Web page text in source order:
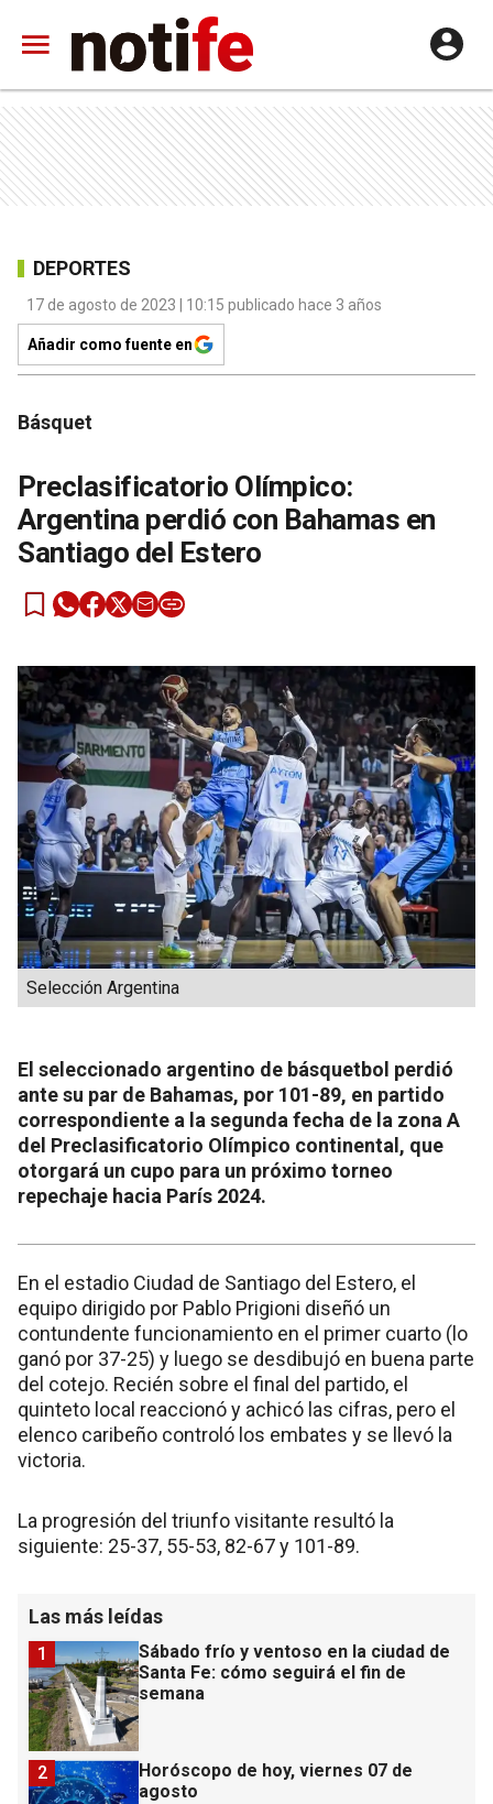
DEPORTES
17 de agosto de 2023 | 10:15 publicado hace 3 años
Añadir como fuente en
Básquet
Preclasificatorio Olímpico:
Argentina perdió con Bahamas en
Santiago del Estero
Selección Argentina
El seleccionado argentino de básquetbol perdió
ante su par de Bahamas, por 101-89, en partido
correspondiente a la segunda fecha de la zona A
del Preclasificatorio Olímpico continental, que
otorgará un cupo para un próximo torneo
repechaje hacia París 2024.
En el estadio Ciudad de Santiago del Estero, el
equipo dirigido por Pablo Prigioni diseñó un
contundente funcionamiento en el primer cuarto (lo
ganó por 37-25) y luego se desdibujó en buena parte
del cotejo. Recién sobre el final del partido, el
quinteto local reaccionó y achicó las cifras, pero el
elenco caribeño controló los embates y se llevó la
victoria.
La progresión del triunfo visitante resultó la
siguiente: 25-37, 55-53, 82-67 y 101-89.
Las más leídas
Sábado frío y ventoso en la ciudad de
Santa Fe: cómo seguirá el fin de
semana
1
Horóscopo de hoy, viernes 07 de
agosto
2